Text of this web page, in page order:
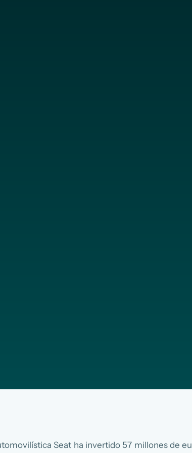
Seat ha invertido 57 millones de